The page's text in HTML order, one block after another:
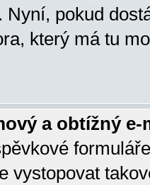
Nyní, pokud
který má tu
a obtížný
vystopovat